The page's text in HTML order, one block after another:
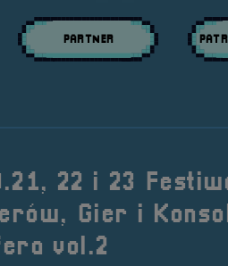
PARTNER
22 i 23
Gier i
vol.2